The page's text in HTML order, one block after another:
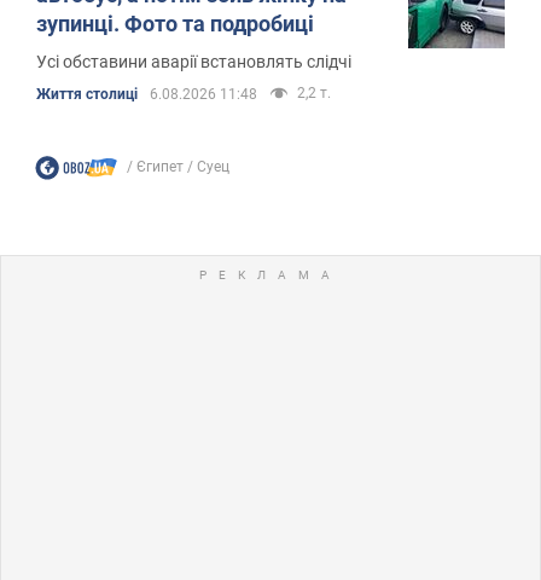
зупинці. Фото та подробиці
Усі обставини аварії встановлять слідчі
Життя столиці 6.08.2026 11:48 2,2 т.
Єгипет Суец